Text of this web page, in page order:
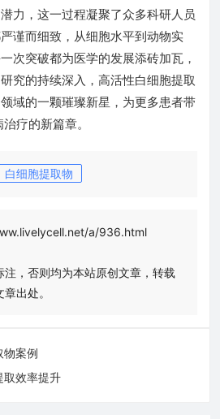
力，这一过程凝聚了众多科研人员
谨而细致，从细胞水平到动物实
次突破都为医学的发展添砖加瓦，
究的持续深入，高活性白细胞提取
域的一颗璀璨新星，为更多患者带
疗的新篇章。
白细胞提取物
a/936.html
注，否则均为本站原创文章，转载
出处。
物案例
取效率提升